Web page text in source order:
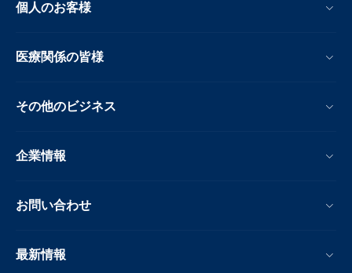
個人のお客様
医療関係の皆様
その他のビジネス
企業情報
お問い合わせ
最新情報